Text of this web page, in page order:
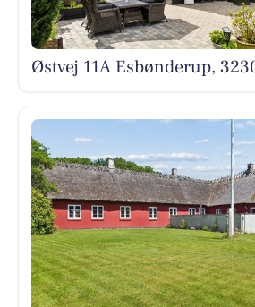
Østvej 11A Esbønderup,